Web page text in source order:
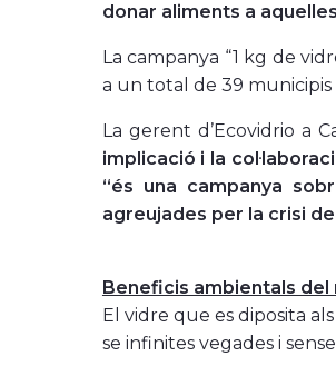
donar aliments a
La campanya “1 kg de
a un total de 39 municipis
La gerent d’Ecovidrio a
implicació i la
“és una campanya
agreujades per la crisi
Beneficis ambientals
El vidre que es diposita
se infinites vegades i